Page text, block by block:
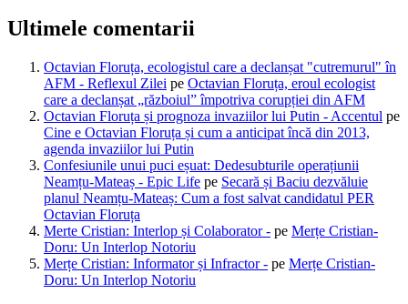
Ultimele comentarii
Octavian Floruța, ecologistul care a declanșat "cutremurul" în
AFM - Reflexul Zilei pe Octavian Floruța, eroul ecologist
care a declanșat „războiul” împotriva corupției din AFM
Octavian Floruța și prognoza invaziilor lui Putin - Accentul pe
Cine e Octavian Floruța și cum a anticipat încă din 2013,
agenda invaziilor lui Putin
Confesiunile unui puci eșuat: Dedesubturile operațiunii
Neamțu-Mateaș - Epic Life pe Secară și Baciu dezvăluie
planul Neamțu-Mateaș: Cum a fost salvat candidatul PER
Octavian Floruța
Merte Cristian: Interlop și Colaborator - pe Merțe Cristian-
Doru: Un Interlop Notoriu
Merțe Cristian: Informator și Infractor - pe Merțe Cristian-
Doru: Un Interlop Notoriu